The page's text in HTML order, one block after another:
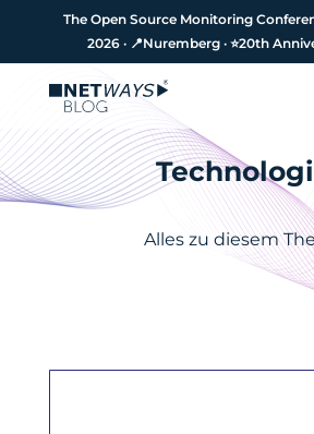
The Open Source Monitoring
2026 · 📍Nuremberg · ⭐️20th
The Open Source Monitoring
2026 · 📍Nuremberg · ⭐️20th
Alles zu diesem